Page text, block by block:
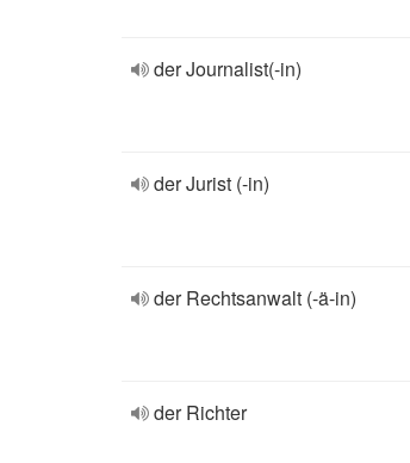
der Journalist(-in)
der Jurist (-in)
der Rechtsanwalt (-ä-in)
der Richter